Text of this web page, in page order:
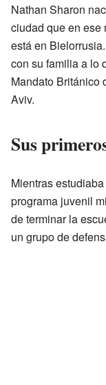
Nathan Sharon
ciudad que en ese
está en
con su familia a lo
Mandato Británico
Aviv.
Sus
Mientras
programa juvenil
de terminar la
un grupo de